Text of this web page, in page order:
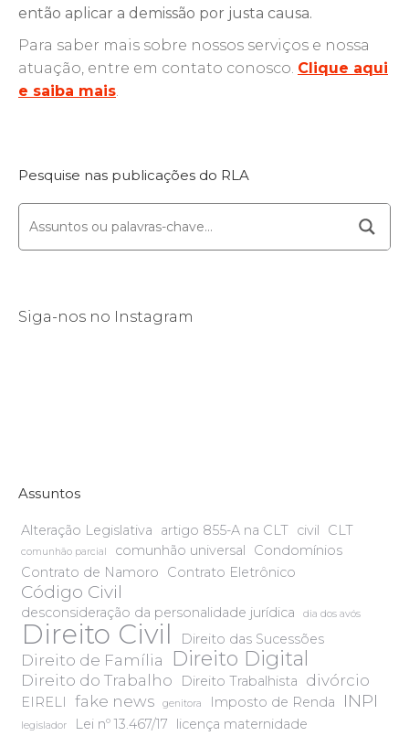
então aplicar a demissão por justa causa.
Para saber mais sobre nossos serviços e nossa
atuação, entre em contato conosco. Clique aqui
e saiba mais.
Pesquise nas publicações do RLA
Siga-nos no Instagram
Assuntos
Alteração Legislativa artigo 855-A na CLT civil CLT
comunhão parcial comunhão universal
Condomínios
Contrato de Namoro
Contrato Eletrônico
Código Civil
desconsideração da personalidade jurídica dia dos avós
Direito Civil Direito das Sucessões
Direito de Família Direito Digital
Direito do Trabalho Direito Trabalhista divórcio
EIRELI fake news genitora Imposto de Renda INPI
legislador Lei nº 13.467/17 licença maternidade